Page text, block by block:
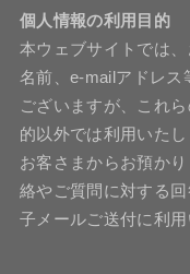
個人情報の利用目的
本ウェブサイトでは
名前、e-mailアドレス
ございますが、これ
的以外では利用いたし
お客さまからお預か
絡やご質問に対する
子メールご送付に利用